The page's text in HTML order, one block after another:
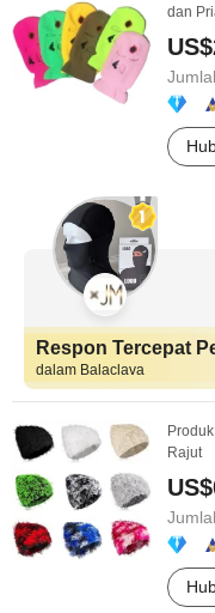
dan
Respon Tercepat
dalam Balaclava
Rajut